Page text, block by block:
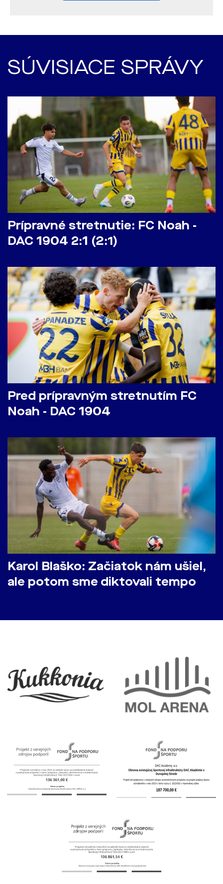
SÚVISIACE SPRÁVY
Prípravné stretnutie: FC Noah -
DAC 1904 2:1 (2:1)
Pred prípravným stretnutím FC
Noah - DAC 1904
Karol Blaško: Začiatok nám ušiel,
ale potom sme diktovali tempo